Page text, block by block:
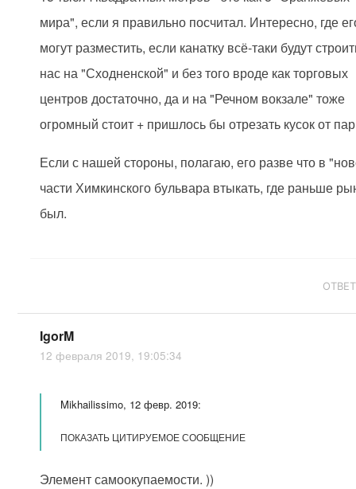
мира", если я правильно посчитал. Интересно, где
могут разместить, если канатку всё-таки будут
нас на "Сходненской" и без того вроде как торговых
центров достаточно, да и на "Речном вокзале" тоже
огромный стоит + пришлось бы отрезать кусок от
Если с нашей стороны, полагаю, его разве что в
части Химкинского бульвара втыкать, где раньше
был.
IgorM
12 февраля 2019, 19:05:34
Mikhailissimo, 12 февр. 2019:
ПОКАЗАТЬ ЦИТИРУЕМОЕ СООБЩЕНИЕ
Элемент самоокупаемости. ))